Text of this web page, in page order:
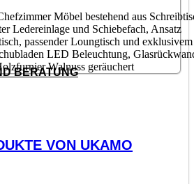
BERATUNG
VON UKAMO